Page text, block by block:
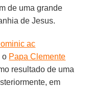
de uma grande
de Jesus.
ac
o Papa Clemente
resultado de uma
em